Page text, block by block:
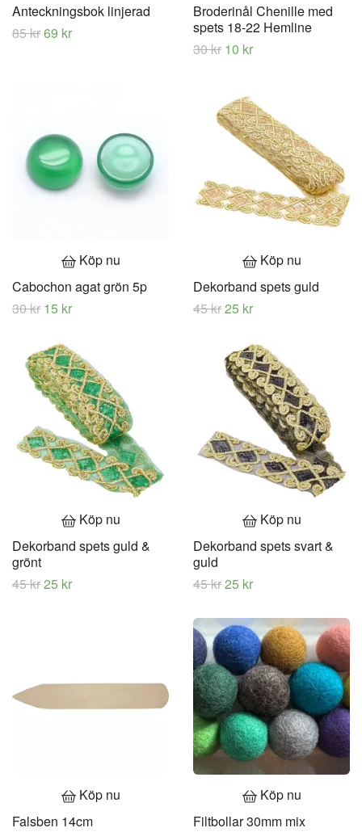
Anteckningsbok linjerad
85 kr69 kr
Broderinål Chenille med
spets 18-22 Hemline
30 kr 10 kr
Köp nu
Cabochon agat grön 5p
30 kr 15 kr
Köp nu
Dekorband spets guld
45 kr25 kr
Köp nu
Dekorband spets guld &
grönt
45 kr25 kr
Köp nu
Dekorband spets svart &
guld
45 kr25 kr
Köp nu
Falsben 14cm
Köp nu
Filtbollar 30mm mix